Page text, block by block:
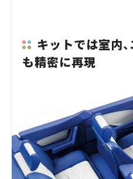
キットでは室内
も精密に再現